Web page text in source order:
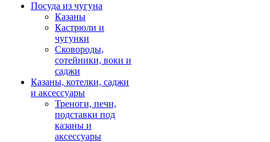
Посуда из чугуна
Казаны
Кастрюли и
чугунки
Сковороды,
сотейники, воки и
саджи
Казаны, котелки, саджи
и аксессуары
Треноги, печи,
подставки под
казаны и
аксессуары